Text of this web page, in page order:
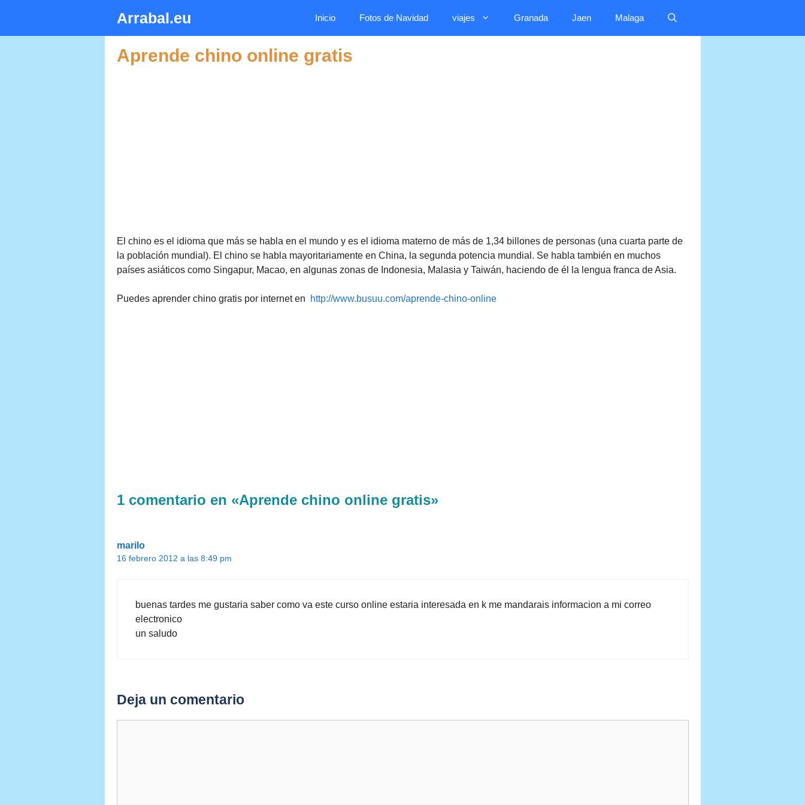
contenido
Arrabal.eu Inicio Fotos de Navidad viajes Granada Jaen Malaga
Aprende chino online gratis
El chino es el idioma que más se habla en el mundo y es el idioma materno de más de 1,34 billones de personas (una cuarta parte de
la población mundial). El chino se habla mayoritariamente en China, la segunda potencia mundial. Se habla también en muchos
países asiáticos como Singapur, Macao, en algunas zonas de Indonesia, Malasia y Taiwán, haciendo de él la lengua franca de Asia.
Puedes aprender chino gratis por internet en http://www.busuu.com/aprende-chino-online
1 comentario en «Aprende chino online gratis»
marilo
16 febrero 2012 a las 8:49 pm
buenas tardes me gustaria saber como va este curso online estaria interesada en k me mandarais informacion a mi correo
electronico
un saludo
Deja un comentario